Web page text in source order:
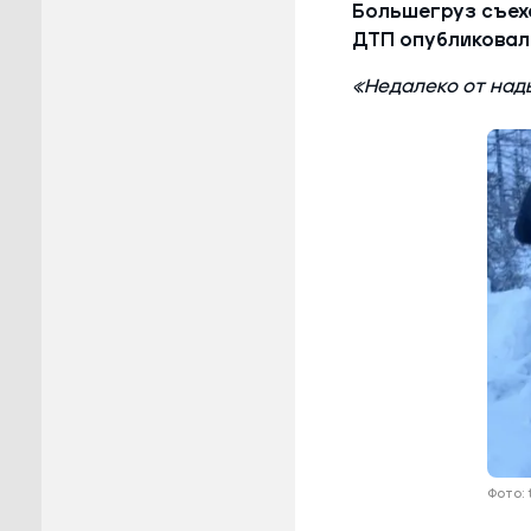
Большегруз
ДТП
«Недалеко от
Фото: